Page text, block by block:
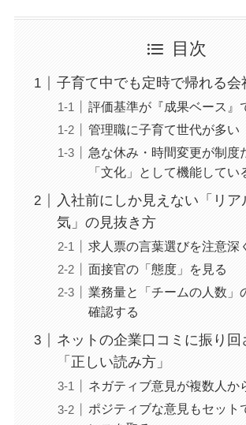
目次
子育て中でも定時で帰れる会
評価基準が『成果ベース』
管理職に子育て世代が多い
急な休み・時間変更が制度
「文化」として機能してい
入社前にしか見えない「リア
気」の見抜き方
求人票の言葉選びを注意深
面接官の「態度」を見る
業務量と「チームの人数」
確認する
ネットの企業口コミに振り回
「正しい読み方」
ネガティブ意見が複数人か
ポジティブな意見もセット